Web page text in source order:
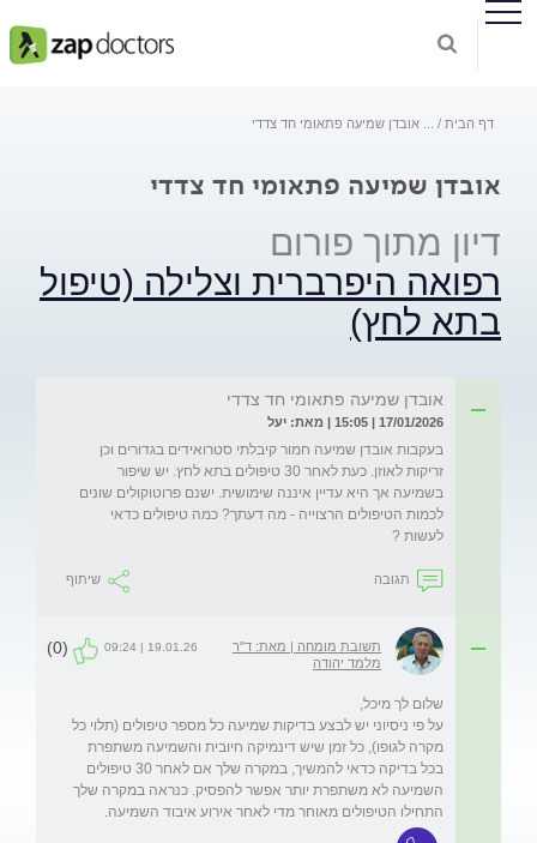
דף הבית אובדן שמיעה פתאומי חד צדדי
אובדן שמיעה פתאומי חד צדדי
דיון מתוך פורום
רפואה היפרברית וצלילה (טיפול
בתא לחץ)
אובדן שמיעה פתאומי חד צדדי
17/01/2026 | 15:05 | מאת: יעל
בעקבות אובדן שמיעה חמור קיבלתי סטרואידים בגדורים וכן
זריקות לאוזן. כעת לאחר 30 טיפולים בתא לחץ. יש שיפור
בשמיעה אך היא עדיין איננה שימושית. ישנם פרוטוקולים שונים
לכמות הטיפולים הרצוייה - מה דעתך? כמה טיפולים כדאי
לעשות ?
תגובה שיתוף
תשובת מומחה | מאת: ד"ר
מלמד יהודה
19.01.26 | 09:24
(0)
על פי ניסיוני יש לבצע בדיקות שמיעה כל מספר טיפולים (תלוי כל
מקרה לגופו), כל זמן שיש דינמיקה חיובית והשמיעה משתפרת
בכל בדיקה כדאי להמשיך, במקרה שלך אם לאחר 30 טיפולים
השמיעה לא משתפרת יותר אפשר להפסיק. כנראה במקרה שלך
התחילו הטיפולים מאוחר מדי לאחר אירוע איבוד השמיעה.